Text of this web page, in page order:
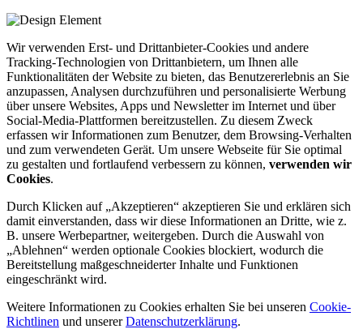
Wir verwenden Erst- und Drittanbieter-Cookies und andere
Tracking-Technologien von Drittanbietern, um Ihnen alle
Funktionalitäten der Website zu bieten, das Benutzererlebnis an Sie
anzupassen, Analysen durchzuführen und personalisierte Werbung
über unsere Websites, Apps und Newsletter im Internet und über
Social-Media-Plattformen bereitzustellen. Zu diesem Zweck
erfassen wir Informationen zum Benutzer, dem Browsing-Verhalten
und zum verwendeten Gerät. Um unsere Webseite für Sie optimal
zu gestalten und fortlaufend verbessern zu können, verwenden wir
Cookies.
Durch Klicken auf „Akzeptieren“ akzeptieren Sie und erklären sich
damit einverstanden, dass wir diese Informationen an Dritte, wie z.
B. unsere Werbepartner, weitergeben. Durch die Auswahl von
„Ablehnen“ werden optionale Cookies blockiert, wodurch die
Bereitstellung maßgeschneiderter Inhalte und Funktionen
eingeschränkt wird.
Weitere Informationen zu Cookies erhalten Sie bei unseren Cookie-
Richtlinen und unsererDatenschutzerklärung.